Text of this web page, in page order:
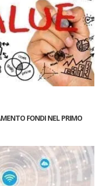
FONDI NEL PRIMO